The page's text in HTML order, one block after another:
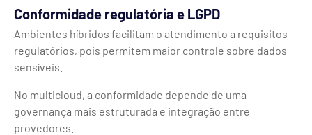
Conformidade regulatória e LGPD
Ambientes híbridos facilitam o atendimento a requisitos
regulatórios, pois permitem maior controle sobre dados
sensíveis.
No multicloud, a conformidade depende de uma
governança mais estruturada e integração entre
provedores.